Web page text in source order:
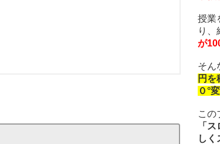
授業
り、
が
そん
円を
０°
この
「
しく